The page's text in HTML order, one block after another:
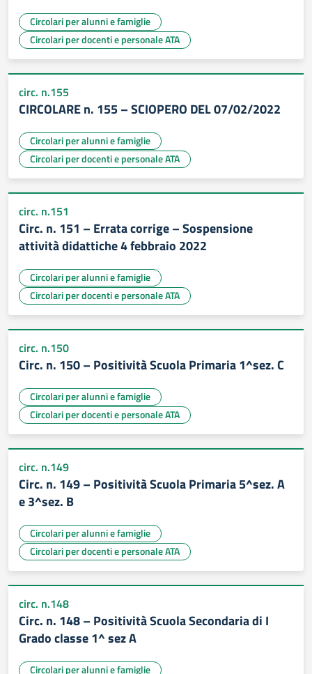
Circolari per alunni e famiglie
Circolari per docenti e personale ATA
circ. n.155
CIRCOLARE n. 155 – SCIOPERO DEL 07/02/2022
Circolari per alunni e famiglie
Circolari per docenti e personale ATA
circ. n.151
Circ. n. 151 – Errata corrige – Sospensione
attività didattiche 4 febbraio 2022
Circolari per alunni e famiglie
Circolari per docenti e personale ATA
circ. n.150
Circ. n. 150 – Positività Scuola Primaria 1^sez. C
Circolari per alunni e famiglie
Circolari per docenti e personale ATA
circ. n.149
Circ. n. 149 – Positività Scuola Primaria 5^sez. A
e 3^sez. B
Circolari per alunni e famiglie
Circolari per docenti e personale ATA
circ. n.148
Circ. n. 148 – Positività Scuola Secondaria di I
Grado classe 1^ sez A
Circolari per alunni e famiglie